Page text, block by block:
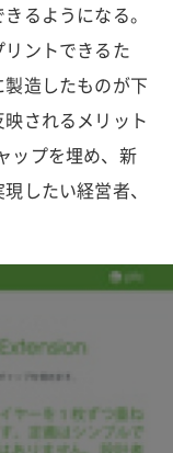
るようになる。
ントできるた
造したものが下
されるメリット
ップを埋め、新
したい経営者、